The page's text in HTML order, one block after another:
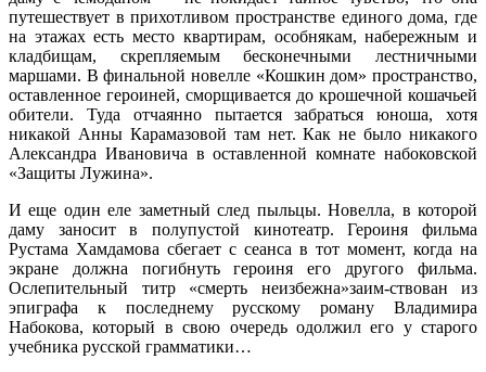
путешествует в прихотливом пространстве единого дома, где
на этажах есть место квартирам, особнякам, набережным и
кладбищам, скрепляемым бесконечными лестничными
маршами. В финальной новелле «Кошкин дом» пространство,
оставленное героиней, сморщивается до крошечной кошачьей
обители. Туда отчаянно пытается забраться юноша, хотя
никакой Анны Карамазовой там нет. Как не было никакого
Александра Ивановича в оставленной комнате набоковской
«Защиты Лужина».
И еще один еле заметный след пыльцы. Новелла, в которой
даму заносит в полупустой кинотеатр. Героиня фильма
Рустама Хамдамова сбегает с сеанса в тот момент, когда на
экране должна погибнуть героиня его другого фильма.
Ослепительный титр «смерть неизбежна»заим-ствован из
эпиграфа к последнему русскому роману Владимира
Набокова, который в свою очередь одолжил его у старого
учебника русской грамматики…